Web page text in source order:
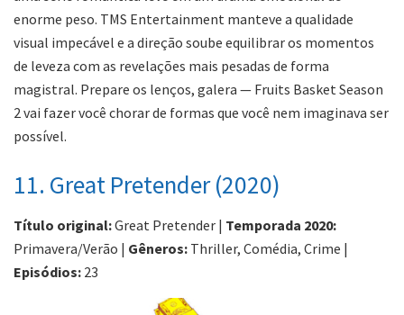
enorme peso. TMS Entertainment manteve a qualidade
visual impecável e a direção soube equilibrar os momentos
de leveza com as revelações mais pesadas de forma
magistral. Prepare os lenços, galera — Fruits Basket Season
2 vai fazer você chorar de formas que você nem imaginava ser
possível.
11. Great Pretender (2020)
Título original:Great Pretender | Temporada 2020:
Primavera/Verão | Gêneros: Thriller, Comédia, Crime |
Episódios: 23